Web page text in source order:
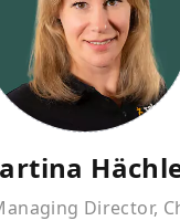
Director,